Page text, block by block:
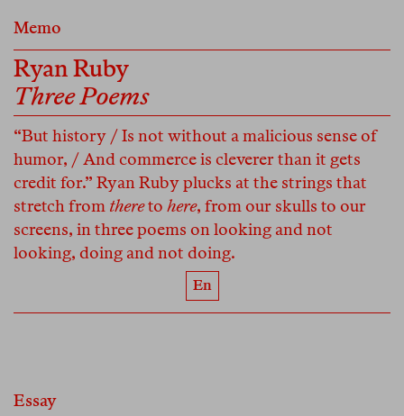
Memo
Ryan Ruby
Three Poems
“But history / Is not without a malicious sense of
humor, / And commerce is cleverer than it gets
credit for.” Ryan Ruby plucks at the strings that
stretch from thereto here, from our skulls to our
screens, in three poems on looking and not
looking, doing and not doing.
En
Essay